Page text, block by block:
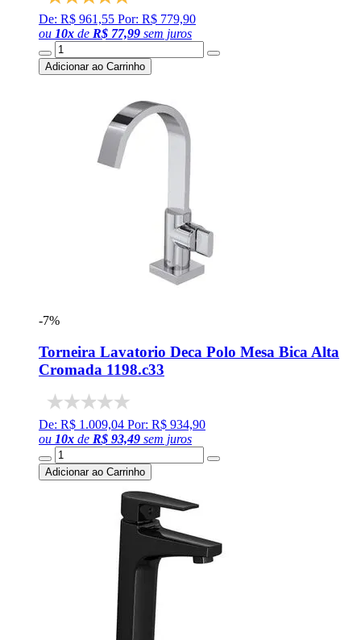
De: R$ 961,55 Por: R$ 779,90
ou 10x de R$ 77,99 sem juros
Adicionar ao Carrinho
-7%
Torneira Lavatorio Deca Polo Mesa Bica Alta
Cromada 1198.c33
De: R$ 1.009,04 Por: R$ 934,90
ou 10x de R$ 93,49 sem juros
Adicionar ao Carrinho